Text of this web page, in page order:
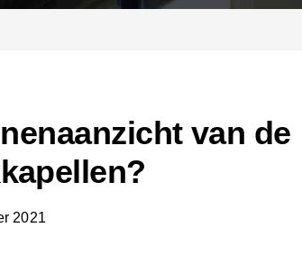
van de
2021